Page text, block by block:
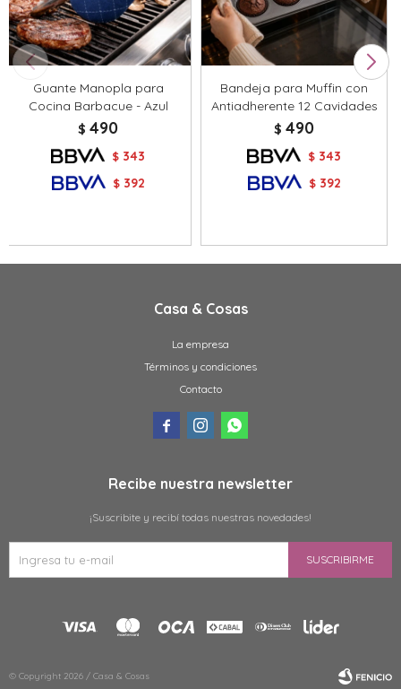
Guante Manopla para
Cocina Barbacue - Azul
$ 490
$ 343
$ 392
Bandeja para Muffin con
Antiadherente 12 Cavidades
$ 490
$ 343
$ 392
Casa & Cosas
La empresa
Términos y condiciones
Contacto
  
Recibe nuestra newsletter
¡Suscribite y recibí todas nuestras novedades!
SUSCRIBIRME
© Copyright 2026 / Casa & Cosas